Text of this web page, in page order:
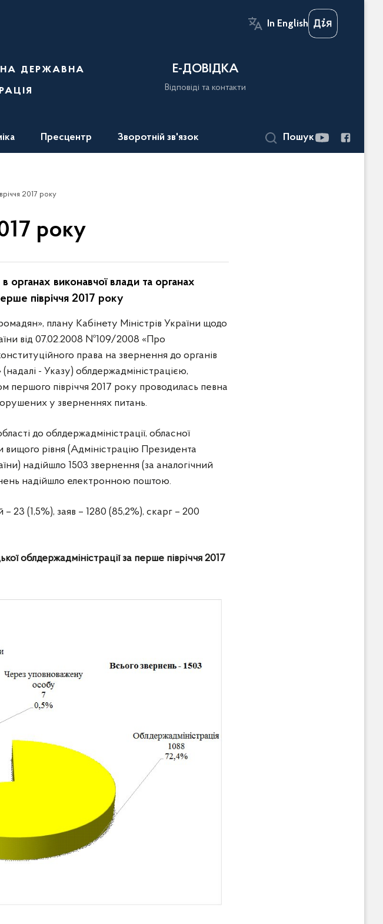
In English
державна
Е-ДОВІДКА
Відповіді та контакти
Пресцентр Зворотній зв'язок Пошук
2017 року
року
органах виконавчої влади та органах
півріччя 2017 року
плану Кабінету Міністрів України щодо
від 07.02.2008 №109/2008 «Про
права на звернення до органів
- Указу) облдержадміністрацією,
першого півріччя 2017 року проводилась певна
у зверненнях питань.
до облдержадміністрації, обласної
вищого рівня (Адміністрацію Президента
надійшло 1503 звернення (за аналогічний
надійшло електронною поштою.
– 23 (1,5%), заяв – 1280 (85,2%), скарг – 200
облдержадміністрації за перше півріччя 2017